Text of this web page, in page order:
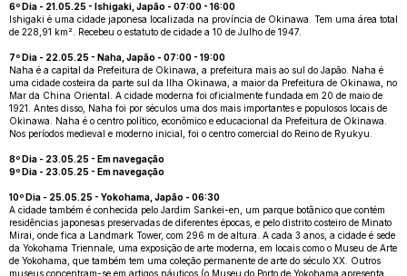
6º Dia - 21.05.25 - Ishigaki, Japão - 07:00 - 16:00
Ishigaki é uma cidade japonesa localizada na província de Okinawa. Tem uma área total
de 228,91 km². Recebeu o estatuto de cidade a 10 de Julho de 1947.
7º Dia - 22.05.25 - Naha, Japão - 07:00 - 19:00
Naha é a capital da Prefeitura de Okinawa, a prefeitura mais ao sul do Japão. Naha é
uma cidade costeira da parte sul da Ilha Okinawa, a maior da Prefeitura de Okinawa, no
Mar da China Oriental. A cidade moderna foi oficialmente fundada em 20 de maio de
1921. Antes disso, Naha foi por séculos uma dos mais importantes e populosos locais de
Okinawa. Naha é o centro político, econômico e educacional da Prefeitura de Okinawa.
Nos períodos medieval e moderno inicial, foi o centro comercial do Reino de Ryukyu.
8º Dia - 23.05.25 - Em navegação
9º Dia - 23.05.25 - Em navegação
10º Dia - 25.05.25 - Yokohama, Japão - 06:30
A cidade também é conhecida pelo Jardim Sankei-en, um parque botânico que contém
residências japonesas preservadas de diferentes épocas, e pelo distrito costeiro de Minato
Mirai, onde fica a Landmark Tower, com 296 m de altura. A cada 3 anos, a cidade é sede
da Yokohama Triennale, uma exposição de arte moderna, em locais como o Museu de Arte
de Yokohama, que também tem uma coleção permanente de arte do século XX. Outros
museus concentram-se em artigos náuticos (o Museu do Porto de Yokohama apresenta